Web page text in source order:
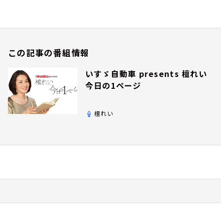
この記事の番組情報
いすゞ自動車 presents 檀れい
今日の1ページ
檀れい